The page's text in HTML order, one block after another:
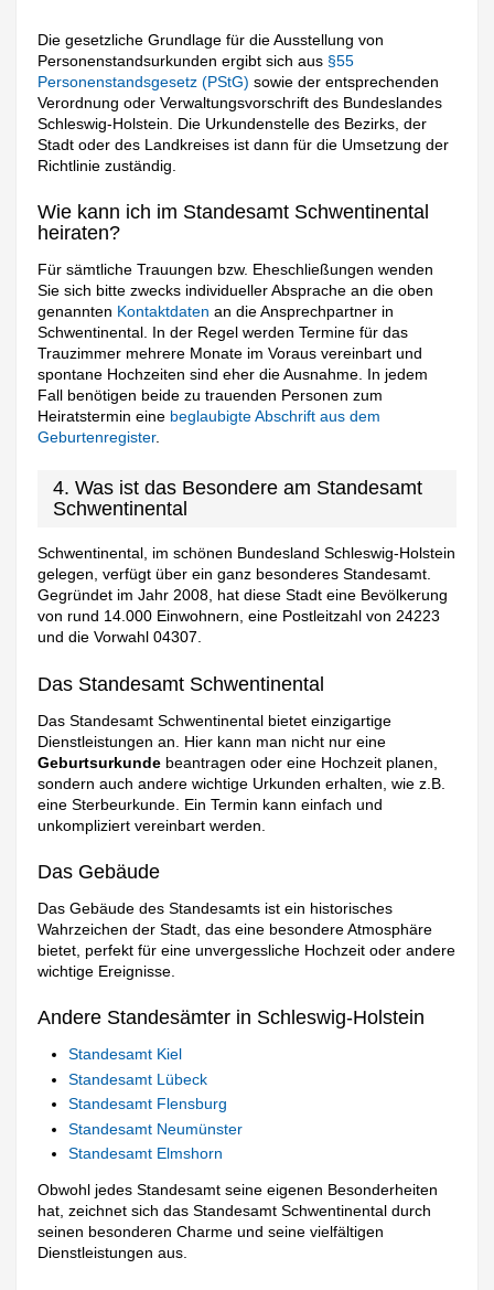
Die gesetzliche Grundlage für die Ausstellung von
Personenstandsurkunden ergibt sich aus §55
Personenstandsgesetz (PStG)sowie der entsprechenden
Verordnung oder Verwaltungsvorschrift des Bundeslandes
Schleswig-Holstein. Die Urkundenstelle des Bezirks, der
Stadt oder des Landkreises ist dann für die Umsetzung der
Richtlinie zuständig.
Wie kann ich im Standesamt Schwentinental
heiraten?
Für sämtliche Trauungen bzw. Eheschließungen wenden
Sie sich bitte zwecks individueller Absprache an die oben
genannten Kontaktdaten an die Ansprechpartner in
Schwentinental. In der Regel werden Termine für das
Trauzimmer mehrere Monate im Voraus vereinbart und
spontane Hochzeiten sind eher die Ausnahme. In jedem
Fall benötigen beide zu trauenden Personen zum
Heiratstermin eine beglaubigte Abschrift aus dem
Geburtenregister.
4. Was ist das Besondere am Standesamt
Schwentinental
Schwentinental, im schönen Bundesland Schleswig-Holstein
gelegen, verfügt über ein ganz besonderes Standesamt.
Gegründet im Jahr 2008, hat diese Stadt eine Bevölkerung
von rund 14.000 Einwohnern, eine Postleitzahl von 24223
und die Vorwahl 04307.
Das Standesamt Schwentinental
Das Standesamt Schwentinental bietet einzigartige
Dienstleistungen an. Hier kann man nicht nur eine
Geburtsurkunde beantragen oder eine Hochzeit planen,
sondern auch andere wichtige Urkunden erhalten, wie z.B.
eine Sterbeurkunde. Ein Termin kann einfach und
unkompliziert vereinbart werden.
Das Gebäude
Das Gebäude des Standesamts ist ein historisches
Wahrzeichen der Stadt, das eine besondere Atmosphäre
bietet, perfekt für eine unvergessliche Hochzeit oder andere
wichtige Ereignisse.
Andere Standesämter in Schleswig-Holstein
Standesamt Kiel
Standesamt Lübeck
Standesamt Flensburg
Standesamt Neumünster
Standesamt Elmshorn
Obwohl jedes Standesamt seine eigenen Besonderheiten
hat, zeichnet sich das Standesamt Schwentinental durch
seinen besonderen Charme und seine vielfältigen
Dienstleistungen aus.